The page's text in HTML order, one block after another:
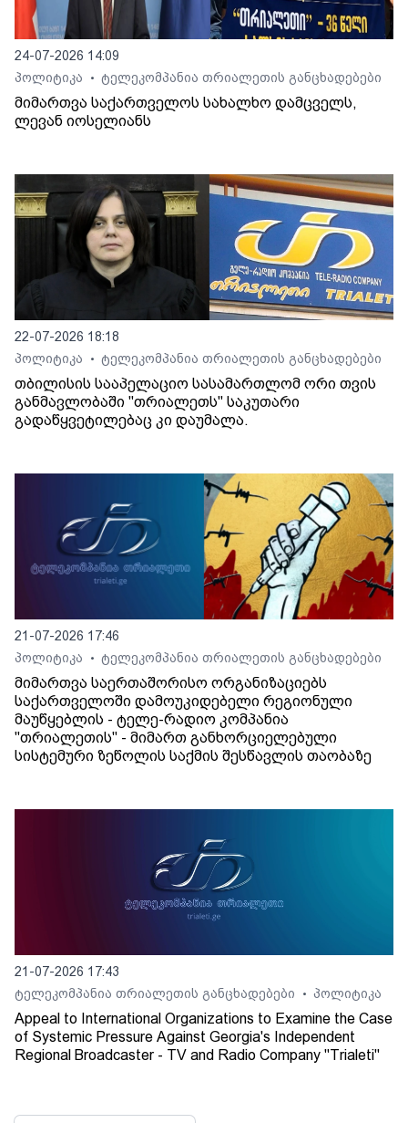
24-07-2026 14:09
პოლიტიკა
• ტელეკომპანია თრიალეთის განცხადებები
მიმართვა საქართველოს სახალხო დამცველს,
ლევან იოსელიანს
22-07-2026 18:18
პოლიტიკა
• ტელეკომპანია თრიალეთის განცხადებები
თბილისის სააპელაციო სასამართლომ ორი თვის
განმავლობაში "თრიალეთს" საკუთარი
გადაწყვეტილებაც კი დაუმალა.
21-07-2026 17:46
პოლიტიკა
• ტელეკომპანია თრიალეთის განცხადებები
მიმართვა საერთაშორისო ორგანიზაციებს
საქართველოში დამოუკიდებელი რეგიონული
მაუწყებლის - ტელე-რადიო კომპანია
"თრიალეთის" - მიმართ განხორციელებული
სისტემური ზეწოლის საქმის შესწავლის თაობაზე
21-07-2026 17:43
ტელეკომპანია თრიალეთის განცხადებები
• პოლიტიკა
Appeal to International Organizations to Examine the Case
of Systemic Pressure Against Georgia's Independent
Regional Broadcaster - TV and Radio Company "Trialeti"